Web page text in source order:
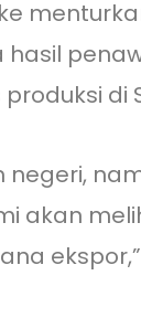
di
negeri,
akan